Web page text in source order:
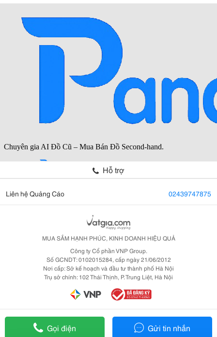
Gọi điện Gửi tin nhắn
Hỗ trợ
Liên hệ Quảng Cáo 02439747875
MUA SẮM HẠNH PHÚC, KINH DOANH HIỆU QUẢ
Công ty Cổ phần VNP Group.
Số GCNDT: 0102015284, cấp ngày 21/06/2012
Nơi cấp: Sở kế hoạch và đầu tư thành phố Hà Nội
Trụ sở chính: 102 Thái Thịnh, P. Trung Liệt, Hà Nội